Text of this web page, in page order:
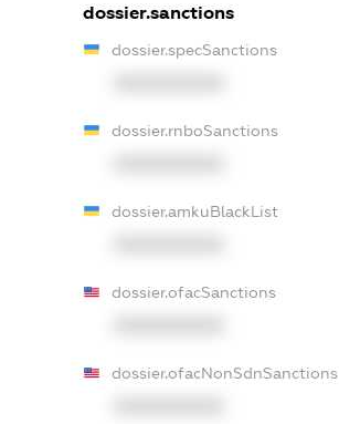
dossier.sanctions
dossier.specSanctions
dossier.rnboSanctions
dossier.amkuBlackList
dossier.ofacSanctions
dossier.ofacNonSdnSanctions